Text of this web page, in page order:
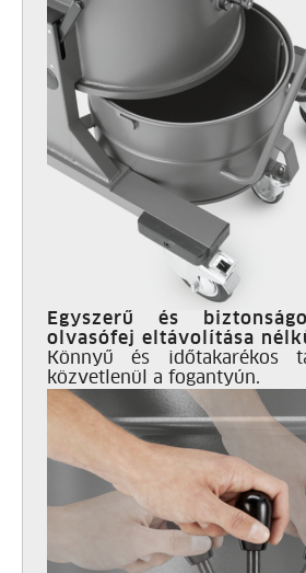
Egyszerű és
olvasófej eltávolítása
Könnyű és időtakarékos
közvetlenül a fogantyún.